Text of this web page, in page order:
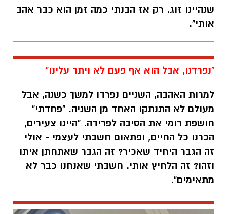
"נפרדנו, אבל הוא אף פעם לא ויתר עלינו"
למרות האהבה, השניים נפרדו למשך כשנה, אבל
מעולם לא התנתקו האחד מן השניה. "פחדתי"
חושפת רומי את הסיבה לפרידה. "היינו צעירים,
זה הגבר היחיד שאכיר? זה הגבר שאתחתן איתו
וזהו? זה הלחיץ אותי. חשבתי שאנחנו כבר לא
מתאימים".